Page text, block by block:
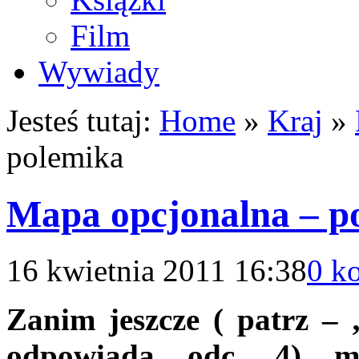
Film
Wywiady
Jesteś tutaj: Home » Kraj »
polemika
Mapa opcjonalna –
16 kwietnia 2011 16:380
Zanim jeszcze ( patrz –